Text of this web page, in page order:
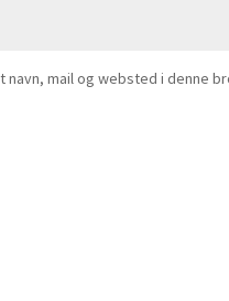
navn, mail og websted i denne